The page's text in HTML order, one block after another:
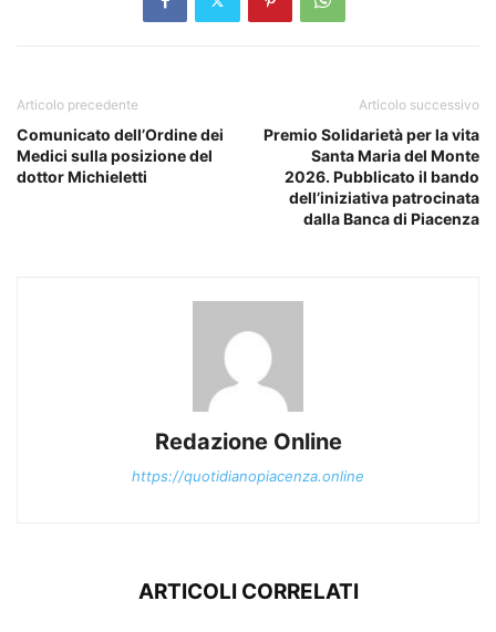
Articolo precedente
Comunicato dell’Ordine dei
Medici sulla posizione del
dottor Michieletti
Articolo successivo
Premio Solidarietà per la vita
Santa Maria del Monte
2026. Pubblicato il bando
dell’iniziativa patrocinata
dalla Banca di Piacenza
Redazione Online
https://quotidianopiacenza.online
ARTICOLI CORRELATI